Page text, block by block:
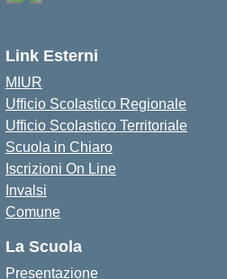
Link Esterni
MIUR
Ufficio Scolastico Regionale
Ufficio Scolastico Territoriale
Scuola in Chiaro
Iscrizioni On Line
Invalsi
Comune
La Scuola
Presentazione